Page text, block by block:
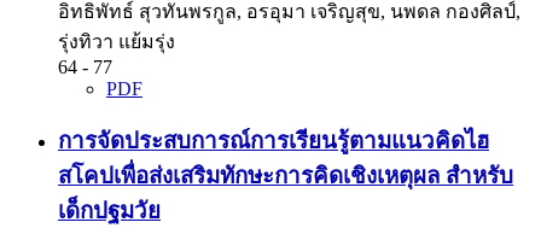
อิทธิพัทธ์ สุวทันพรกูล, อรอุมา เจริญสุข, นพดล กองศิลป์,
รุ่งทิวา แย้มรุ่ง
64 - 77
PDF
การจัดประสบการณ์การเรียนรู้ตามแนวคิดไฮ
สโคปเพื่อส่งเสริมทักษะการคิดเชิงเหตุผล สำหรับ
เด็กปฐมวัย